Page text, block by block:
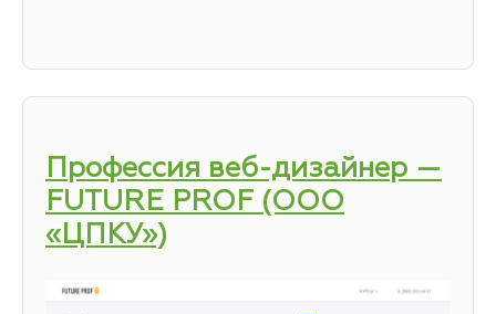
Профессия веб-дизайнер —
FUTURE PROF (ООО
«ЦПКУ»)